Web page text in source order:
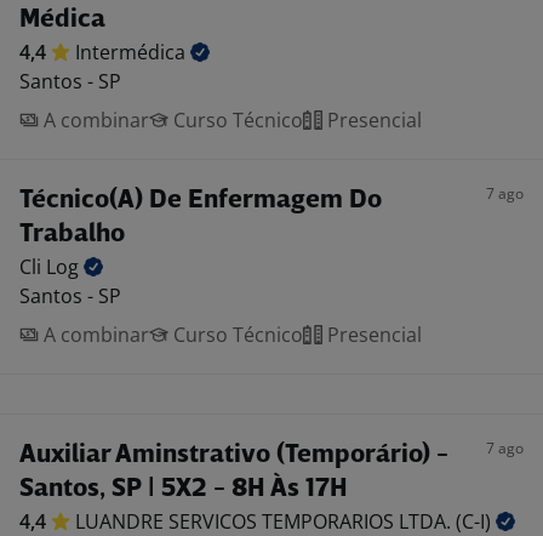
Médica
4,4
Intermédica
Santos - SP
A combinar
Curso Técnico Presencial
Técnico(A) De Enfermagem Do
Trabalho
7 ago
Cli Log
Santos - SP
A combinar
Curso Técnico Presencial
Auxiliar Aminstrativo (Temporário) -
Santos, SP | 5X2 - 8H Às 17H
7 ago
4,4 LUANDRE SERVICOS TEMPORARIOS LTDA. (C-I)